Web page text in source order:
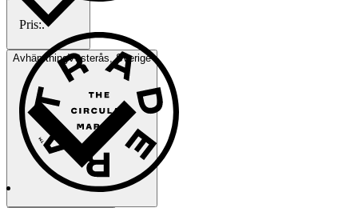
AvhämtningVästerås, Sverige
Pris:.